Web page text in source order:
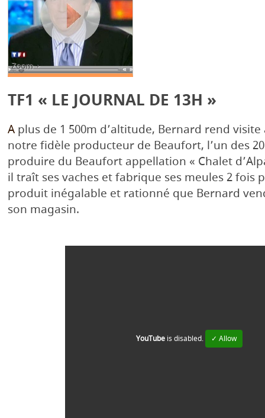
Zoom +
TF1 « LE JOURNAL DE 13H »
Aplus de 1 500m d’altitude, Bernard rend visite
notre fidèle producteur de Beaufort, l’un des
produire du Beaufort appellation « Chalet
il traît ses vaches et fabrique ses meules 2
produit inégalable et rationné que Bernard
son magasin.
YouTubeis disabled. ✓ Allow